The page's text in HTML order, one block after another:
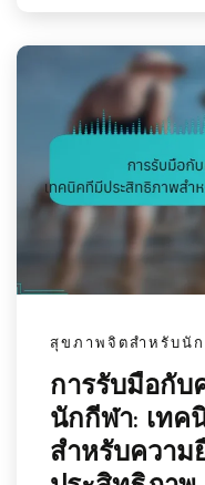
สุขภาพจิตสำหรับนั
การรับมือกับ
นักกีฬา: เทค
สำหรับความ